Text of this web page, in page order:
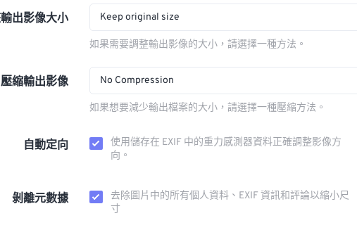
出影像大小 Keep original size
如果需要調整輸出影像的大小，請選擇一種方法。
壓縮輸出影像 No Compression
如果想要減少輸出檔案的大小，請選擇一種壓縮方法。
自動定向
使用儲存在 EXIF 中的重力感測器資料正確調整影像方
向。
剝離元數據
去除圖片中的所有個人資料、EXIF 資訊和評論以縮小尺
寸